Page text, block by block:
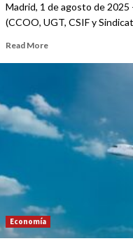
Madrid, 1 de agosto de
(CCOO, UGT, CSIF y
Read More
Economía